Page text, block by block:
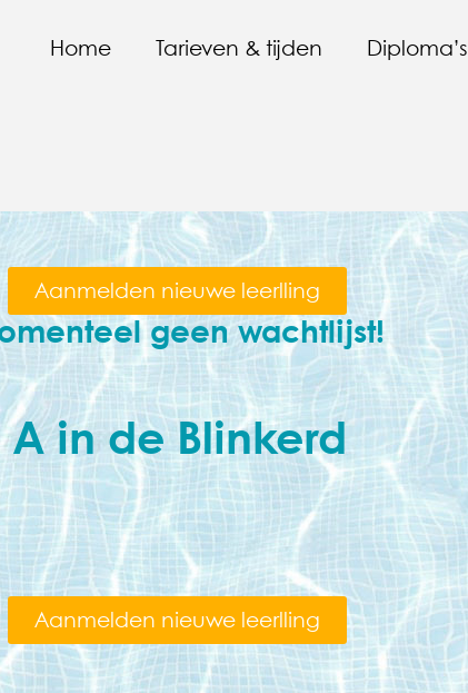
Home Tarieven & tijden Diploma’s
Aanmelden nieuwe leerlling
geen wachtlijst!
in de Blinkerd
Aanmelden nieuwe leerlling